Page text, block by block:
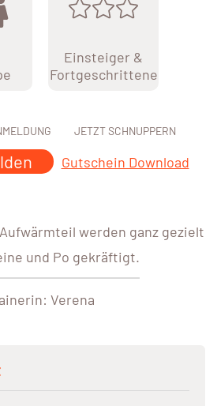
Einsteiger &
Fortgeschrittene
JETZT SCHNUPPERN
Gutschein Download
werden ganz gezielt
und Po gekräftigt.
Verena